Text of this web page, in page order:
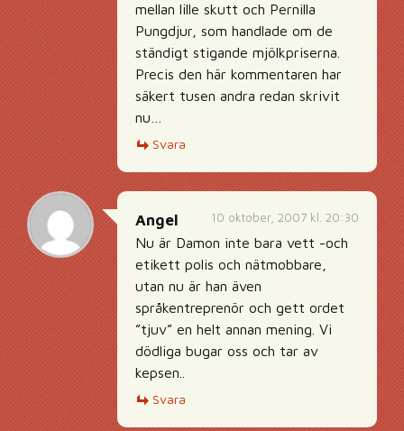
mellan lille skutt och Pernilla
Pungdjur, som handlade om de
ständigt stigande mjölkpriserna.
Precis den här kommentaren har
säkert tusen andra redan skrivit
nu…
Svara
10 oktober, 2007 kl. 20:30
Angel
Nu är Damon inte bara vett -och
etikett polis och nätmobbare,
utan nu är han även
språkentreprenör och gett ordet
”tjuv” en helt annan mening. Vi
dödliga bugar oss och tar av
kepsen..
Svara